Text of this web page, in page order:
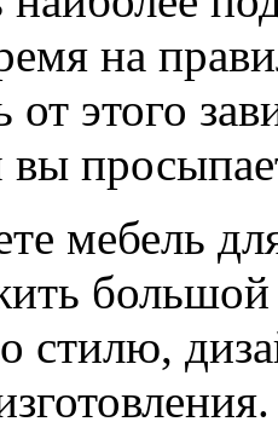
на
от этого
вы
мебель
большой
стилю,